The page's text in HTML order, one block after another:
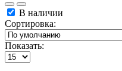
В наличии
Сортировка:
Показать: